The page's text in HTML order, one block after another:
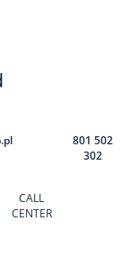
CALL
CENTER
801 502
302